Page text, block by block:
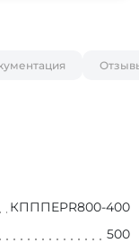
КПППEPR800-400
500